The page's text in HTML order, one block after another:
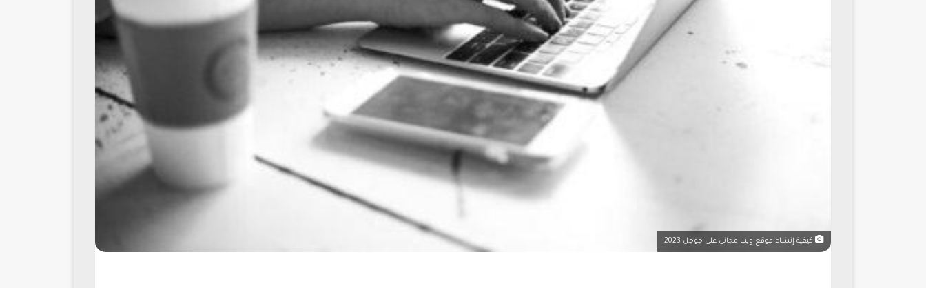
كيفية إنشاء موقع ويب مجاني على جوجل 2023